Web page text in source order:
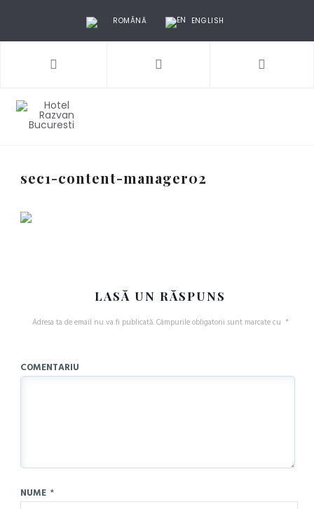
ROMÂNĂ ENGLISH
sec1-content-manager02
LASĂ UN RĂSPUNS
Adresa ta de email nu va fi publicată.Câmpurile obligatorii sunt marcate cu *
COMENTARIU
NUME *